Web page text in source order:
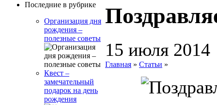
Последние в рубрике
Организация дня
рождения –
полезные советы
Квест –
замечательный
подарок на день
рождения
15 июля 2014
Главная » Статьи »